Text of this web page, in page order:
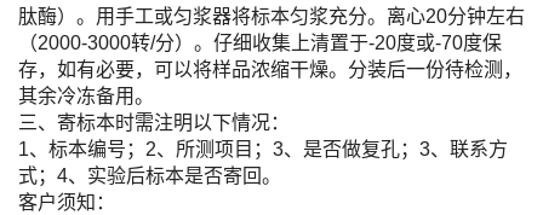
肽酶）。用手工或匀浆器将标本匀浆充分。离心20分钟左右
（2000-3000转/分）。仔细收集上清置于-20度或-70度保
存，如有必要，可以将样品浓缩干燥。分装后一份待检测，
其余冷冻备用。
三、寄标本时需注明以下情况：
1、标本编号；2、所测项目；3、是否做复孔；3、联系方
式；4、实验后标本是否寄回。
客户须知：